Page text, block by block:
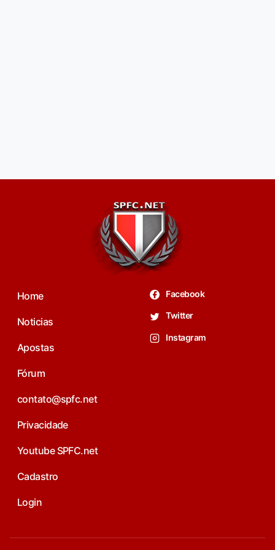
Home
Noticias
Apostas
Fórum
contato@spfc.net
Privacidade
Youtube SPFC.net
Cadastro
Login
Facebook
Twitter
Instagram